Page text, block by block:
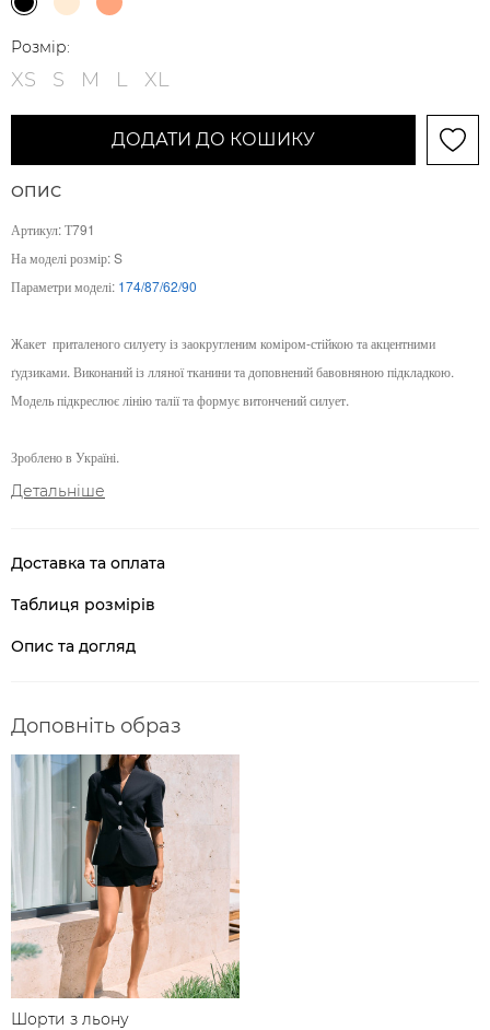
Розмір:
XS S M L XL
ДОДАТИ ДО КОШИКУ
ОПИС
Артикул: Т791
На моделі розмір: S
Параметри моделі: 174/87/62/90
Жакет приталеного силуету із заокругленим коміром-стійкою та акцентними
ґудзиками. Виконаний із лляної тканини та доповнений бавовняною підкладкою.
Модель підкреслює лінію талії та формує витончений силует.
Зроблено в Україні.
Детальніше
Доставка та оплата
Таблиця розмірів
Опис та догляд
Доповніть образ
Шорти з льону